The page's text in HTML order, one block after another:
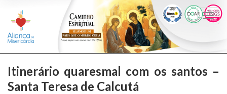
Itinerário quaresmal com os santos –
Santa Teresa de Calcutá